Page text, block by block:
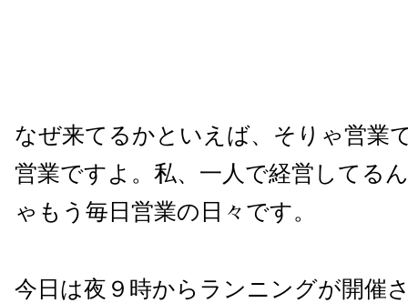
なぜ来てるかといえば、そりゃ営業
営業ですよ。私、一人で経営してる
ゃもう毎日営業の日々です。
今日は夜９時からランニングが開催